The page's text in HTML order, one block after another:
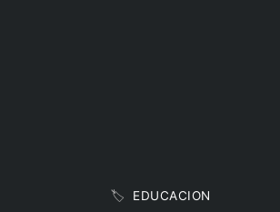
🏷️ EDUCACION